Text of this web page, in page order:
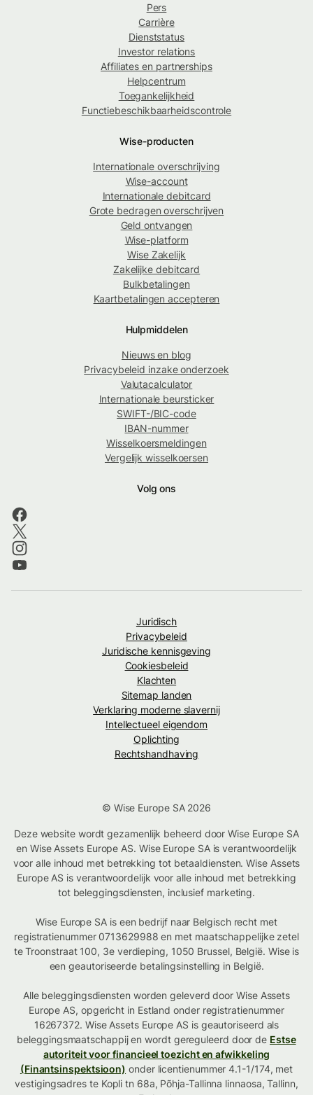
Pers
Carrière
Dienststatus
Investor relations
Affiliates en partnerships
Helpcentrum
Toegankelijkheid
Functiebeschikbaarheidscontrole
Wise-producten
Internationale overschrijving
Wise-account
Internationale debitcard
Grote bedragen overschrijven
Geld ontvangen
Wise-platform
Wise Zakelijk
Zakelijke debitcard
Bulkbetalingen
Kaartbetalingen accepteren
Hulpmiddelen
Nieuws en blog
Privacybeleid inzake onderzoek
Valutacalculator
Internationale beursticker
SWIFT-/BIC-code
IBAN-nummer
Wisselkoersmeldingen
Vergelijk wisselkoersen
Volg ons
Juridisch
Privacybeleid
Juridische kennisgeving
Cookiesbeleid
Klachten
Sitemap landen
Verklaring moderne slavernij
Intellectueel eigendom
Oplichting
Rechtshandhaving
© Wise Europe SA 2026
Deze website wordt gezamenlijk beheerd door Wise Europe SA
en Wise Assets Europe AS. Wise Europe SA is verantwoordelijk
voor alle inhoud met betrekking tot betaaldiensten. Wise Assets
Europe AS is verantwoordelijk voor alle inhoud met betrekking
tot beleggingsdiensten, inclusief marketing.
Wise Europe SA is een bedrijf naar Belgisch recht met
registratienummer 0713629988 en met maatschappelijke zetel
te Troonstraat 100, 3e verdieping, 1050 Brussel, België. Wise is
een geautoriseerde betalingsinstelling in België.
Alle beleggingsdiensten worden geleverd door Wise Assets
Europe AS, opgericht in Estland onder registratienummer
16267372. Wise Assets Europe AS is geautoriseerd als
beleggingsmaatschappij en wordt gereguleerd door de Estse
autoriteit voor financieel toezicht en afwikkeling
(Finantsinspektsioon) onder licentienummer 4.1-1/174, met
vestigingsadres te Kopli tn 68a, Põhja-Tallinna linnaosa, Tallinn,